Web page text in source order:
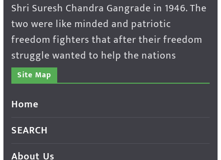
Shri Suresh Chandra Gangrade in 1946. The
two were like minded and patriotic
freedom fighters that after their freedom
struggle wanted to help the nations
Site Map
Home
SEARCH
About Us